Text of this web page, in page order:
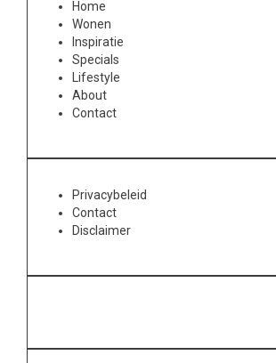
Home
Wonen
Inspiratie
Specials
Lifestyle
About
Contact
Privacybeleid
Contact
Disclaimer